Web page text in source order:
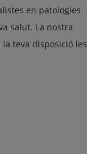
en patologies
salut. La nostra
teva disposició les